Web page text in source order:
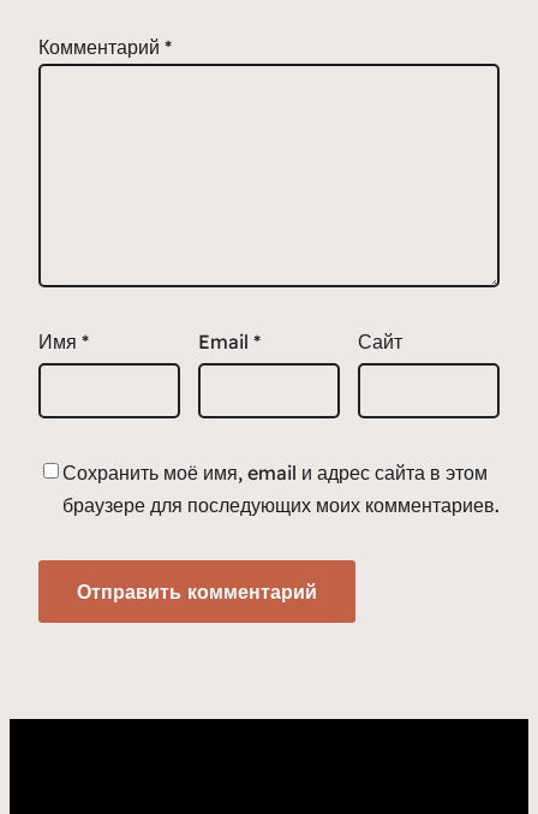
Комментарий *
Имя * Email * Сайт
Сохранить моё имя, email и адрес сайта в этом
браузере для последующих моих комментариев.